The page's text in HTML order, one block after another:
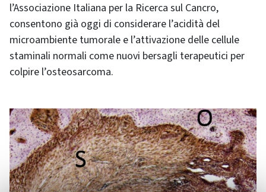
l’Associazione Italiana per la Ricerca sul Cancro,
consentono già oggi di considerare l’acidità del
microambiente tumorale e l’attivazione delle cellule
staminali normali come nuovi bersagli terapeutici per
colpire l’osteosarcoma.